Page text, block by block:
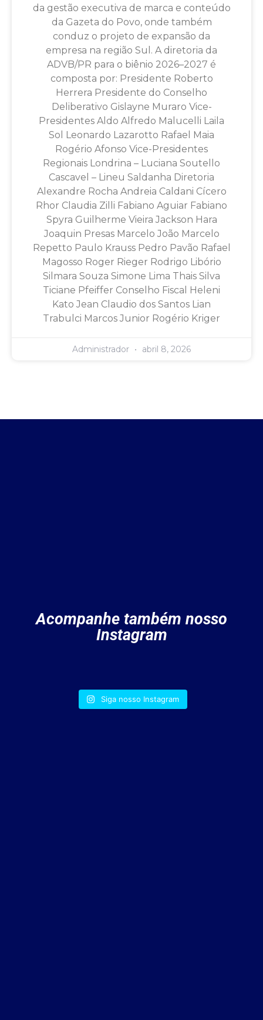
da gestão executiva de marca e conteúdo
da Gazeta do Povo, onde também
conduz o projeto de expansão da
empresa na região Sul. A diretoria da
ADVB/PR para o biênio 2026–2027 é
composta por: Presidente Roberto
Herrera Presidente do Conselho
Deliberativo Gislayne Muraro Vice-
Presidentes Aldo Alfredo Malucelli Laila
Sol Leonardo Lazarotto Rafael Maia
Rogério Afonso Vice-Presidentes
Regionais Londrina – Luciana Soutello
Cascavel – Lineu Saldanha Diretoria
Alexandre Rocha Andreia Caldani Cícero
Rhor Claudia Zilli Fabiano Aguiar Fabiano
Spyra Guilherme Vieira Jackson Hara
Joaquin Presas Marcelo João Marcelo
Repetto Paulo Krauss Pedro Pavão Rafael
Magosso Roger Rieger Rodrigo Libório
Silmara Souza Simone Lima Thais Silva
Ticiane Pfeiffer Conselho Fiscal Heleni
Kato Jean Claudio dos Santos Lian
Trabulci Marcos Junior Rogério Kriger
Administrador abril 8, 2026
Acompanhe também nosso
Instagram
Siga nosso Instagram